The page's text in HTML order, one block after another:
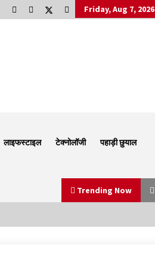
Friday, Aug 7, 2026
लाइफस्टाइल टेक्नोलॉजी पहाड़ी छुयाल
Trending Now